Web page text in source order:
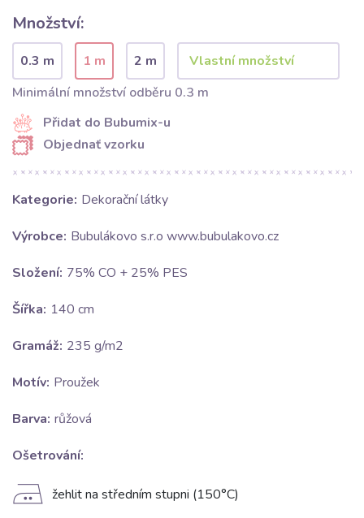
Množství:
0.3 m 1 m
2 m
Minimální množství odběru 0.3 m
Přidat do Bubumix-u
Objednať vzorku
Kategorie: Dekorační látky
Výrobce: Bubulákovo s.r.o www.bubulakovo.cz
Složení: 75% CO + 25% PES
Šířka: 140 cm
Gramáž: 235 g/m2
Motív: Proužek
Barva: růžová
Ošetrování:
E žehlit na středním stupni (150°C)